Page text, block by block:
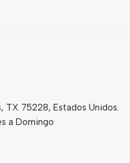
TX 75228, Estados Unidos.
a Domingo